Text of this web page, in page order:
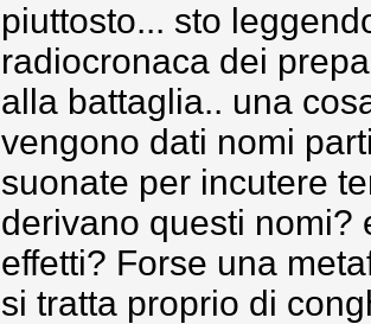
piuttosto... sto
radiocronaca dei
alla battaglia.. una
vengono dati nomi
suonate per incutere
derivano questi nomi?
effetti? Forse una
si tratta proprio di